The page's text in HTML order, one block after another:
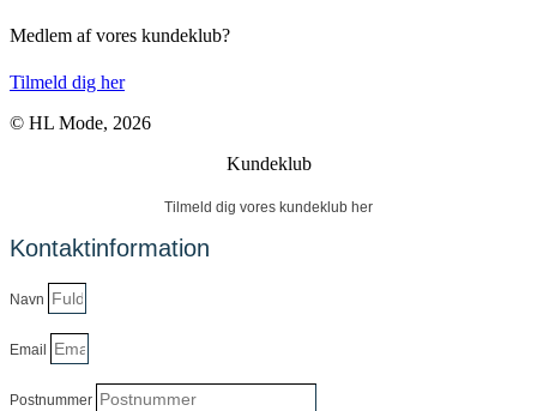
Medlem af vores kundeklub?
Tilmeld dig her
© HL Mode, 2026
Kundeklub
Tilmeld dig vores kundeklub her
Kontaktinformation
Navn
Email
Postnummer